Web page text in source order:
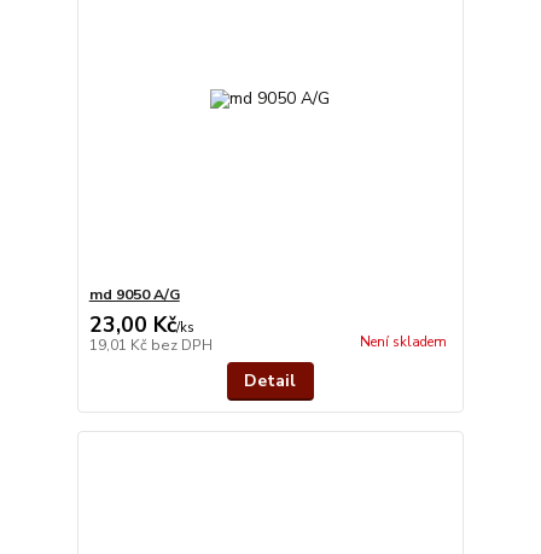
md 9050 A/G
23,00 Kč/ks
19,01 Kč bez DPH Není skladem
Detail